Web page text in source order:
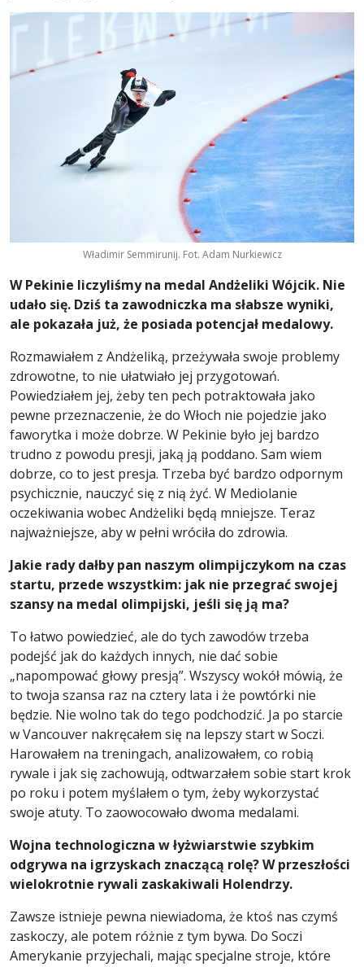
Władimir Semmirunij. Fot. Adam Nurkiewicz
W Pekinie liczyliśmy na medal Andżeliki Wójcik. Nie
udało się. Dziś ta zawodniczka ma słabsze wyniki,
ale pokazała już, że posiada potencjał medalowy.
Rozmawiałem z Andżeliką, przeżywała swoje problemy
zdrowotne, to nie ułatwiało jej przygotowań.
Powiedziałem jej, żeby ten pech potraktowała jako
pewne przeznaczenie, że do Włoch nie pojedzie jako
faworytka i może dobrze. W Pekinie było jej bardzo
trudno z powodu presji, jaką ją poddano. Sam wiem
dobrze, co to jest presja. Trzeba być bardzo odpornym
psychicznie, nauczyć się z nią żyć. W Mediolanie
oczekiwania wobec Andżeliki będą mniejsze. Teraz
najważniejsze, aby w pełni wróciła do zdrowia.
Jakie rady dałby pan naszym olimpijczykom na czas
startu, przede wszystkim: jak nie przegrać swojej
szansy na medal olimpijski, jeśli się ją ma?
To łatwo powiedzieć, ale do tych zawodów trzeba
podejść jak do każdych innych, nie dać sobie
„napompować głowy presją”. Wszyscy wokół mówią, że
to twoja szansa raz na cztery lata i że powtórki nie
będzie. Nie wolno tak do tego podchodzić. Ja po starcie
w Vancouver nakręcałem się na lepszy start w Soczi.
Harowałem na treningach, analizowałem, co robią
rywale i jak się zachowują, odtwarzałem sobie start krok
po roku i potem myślałem o tym, żeby wykorzystać
swoje atuty. To zaowocowało dwoma medalami.
Wojna technologiczna w łyżwiarstwie szybkim
odgrywa na igrzyskach znaczącą rolę? W przeszłości
wielokrotnie rywali zaskakiwali Holendrzy.
Zawsze istnieje pewna niewiadoma, że ktoś nas czymś
zaskoczy, ale potem różnie z tym bywa. Do Soczi
Amerykanie przyjechali, mając specjalne stroje, które